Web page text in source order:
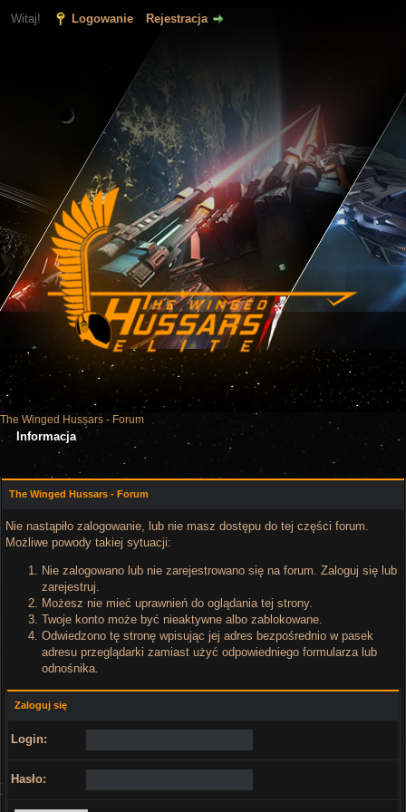
Witaj! Logowanie Rejestracja
The Winged Hussars - Forum
Informacja
The Winged Hussars - Forum
Nie nastąpiło zalogowanie, lub nie masz dostępu do tej części forum.
Możliwe powody takiej sytuacji:
Nie zalogowano lub nie zarejestrowano się na forum. Zaloguj się lub
zarejestruj.
Możesz nie mieć uprawnień do oglądania tej strony.
Twoje konto może być nieaktywne albo zablokowane.
Odwiedzono tę stronę wpisując jej adres bezpośrednio w pasek
adresu przeglądarki zamiast użyć odpowiedniego formularza lub
odnośnika.
Zaloguj się
Login:
Hasło: